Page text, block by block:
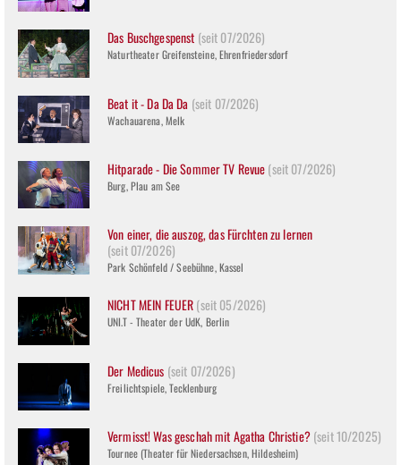
Das Buschgespenst (seit 07/2026)
Naturtheater Greifensteine, Ehrenfriedersdorf
Beat it - Da Da Da (seit 07/2026)
Wachauarena, Melk
Hitparade - Die Sommer TV Revue(seit 07/2026)
Burg, Plau am See
Von einer, die auszog, das Fürchten zu lernen
(seit 07/2026)
Park Schönfeld / Seebühne, Kassel
NICHT MEIN FEUER(seit 05/2026)
UNI.T - Theater der UdK, Berlin
Der Medicus (seit 07/2026)
Freilichtspiele, Tecklenburg
Vermisst! Was geschah mit Agatha Christie?(seit 10/2025)
Tournee (Theater für Niedersachsen, Hildesheim)